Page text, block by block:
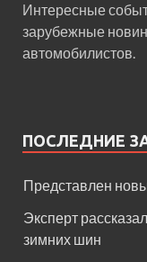
Интересные
зарубежные
автомобилистов.
ПОСЛЕДНИЕ
Представлен
Эксперт
зимних шин